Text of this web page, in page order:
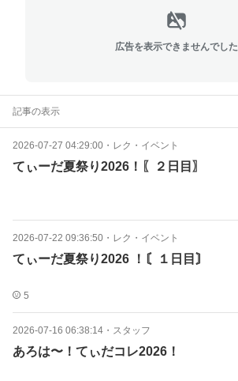
広告を表示できませんでした
記事の表示
2026-07-27 04:29:00 ・ レク・イベント
てぃーだ夏祭り2026！〖２日目〗
2026-07-22 09:36:50 ・ レク・イベント
てぃーだ夏祭り2026 ！〘１日目〙
5
2026-07-16 06:38:14 ・ スタッフ
あろは〜！てぃだコレ2026！